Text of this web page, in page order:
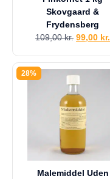
Skovgaard &
Frydensberg
109,00kr. 99,00 kr.
28%
Malemiddel Uden